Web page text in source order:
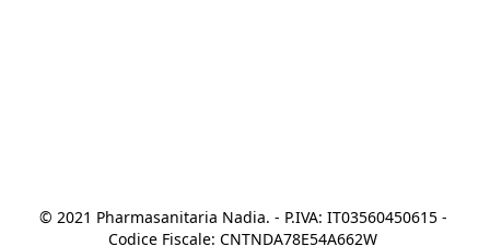
© 2021 Pharmasanitaria Nadia. - P.IVA: IT03560450615 -
Codice Fiscale: CNTNDA78E54A662W